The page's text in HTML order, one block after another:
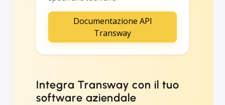
Documentazione API
Transway
Integra Transway con il tuo
software aziendale